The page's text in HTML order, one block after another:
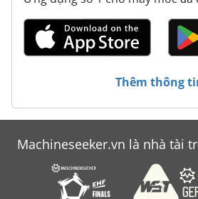
Thêm thông
Machineseeker.vn là nhà tài